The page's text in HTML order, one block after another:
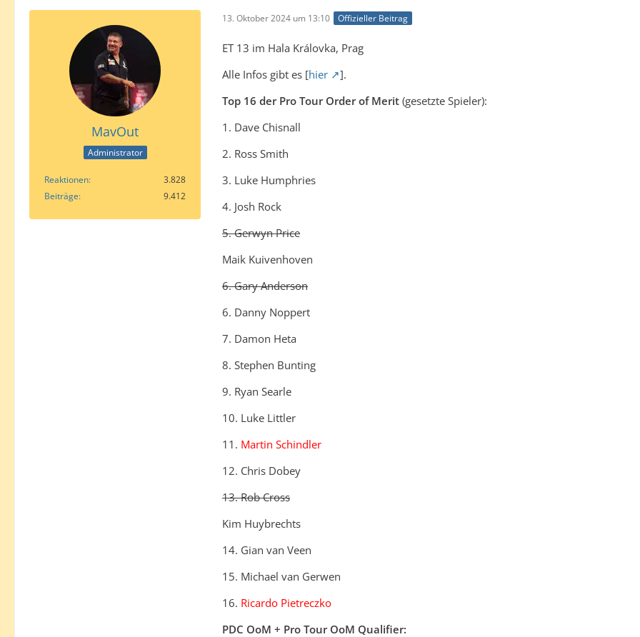
MavOut
Administrator
Reaktionen
3.828
Beiträge
9.412
13. Oktober 2024 um 13:10 Offizieller Beitrag
ET 13 im Hala Královka, Prag
Alle Infos gibt es [hier
].
Top 16 der Pro Tour Order of Merit (gesetzte Spieler):
1. Dave Chisnall
2. Ross Smith
3. Luke Humphries
4. Josh Rock
5. Gerwyn Price
Maik Kuivenhoven
6. Gary Anderson
6. Danny Noppert
7. Damon Heta
8. Stephen Bunting
9. Ryan Searle
10. Luke Littler
11. Martin Schindler
12. Chris Dobey
13. Rob Cross
Kim Huybrechts
14. Gian van Veen
15. Michael van Gerwen
16. Ricardo Pietreczko
PDC OoM + Pro Tour OoM Qualifier: